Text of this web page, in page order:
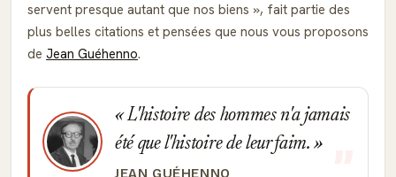
servent presque autant que nos biens
, fait partie des
plus belles citations et pensées que nous vous proposons
de Jean Guéhenno.
L'histoire des hommes n'a jamais
été que l'histoire de leur faim.
JEAN GUÉHENNO